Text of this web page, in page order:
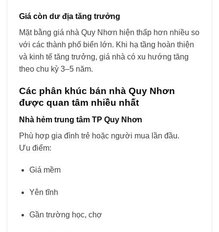
Giá còn dư địa tăng trưởng
Mặt bằng giá nhà Quy Nhơn hiện thấp hơn nhiều so
với các thành phố biển lớn. Khi hạ tầng hoàn thiện
và kinh tế tăng trưởng, giá nhà có xu hướng tăng
theo chu kỳ 3–5 năm.
Các phân khúc bán nhà Quy Nhơn
được quan tâm nhiều nhất
Nhà hẻm trung tâm TP Quy Nhơn
Phù hợp gia đình trẻ hoặc người mua lần đầu.
Ưu điểm:
Giá mềm
Yên tĩnh
Gần trường học, chợ